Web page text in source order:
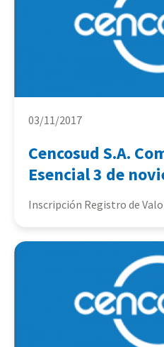
03/11/2017
Cencosud S.A.
Esencial 3 de
Inscripción Registro de